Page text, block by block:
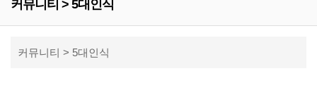
커뮤니티 > 5대인식
커뮤니티 > 5대인식